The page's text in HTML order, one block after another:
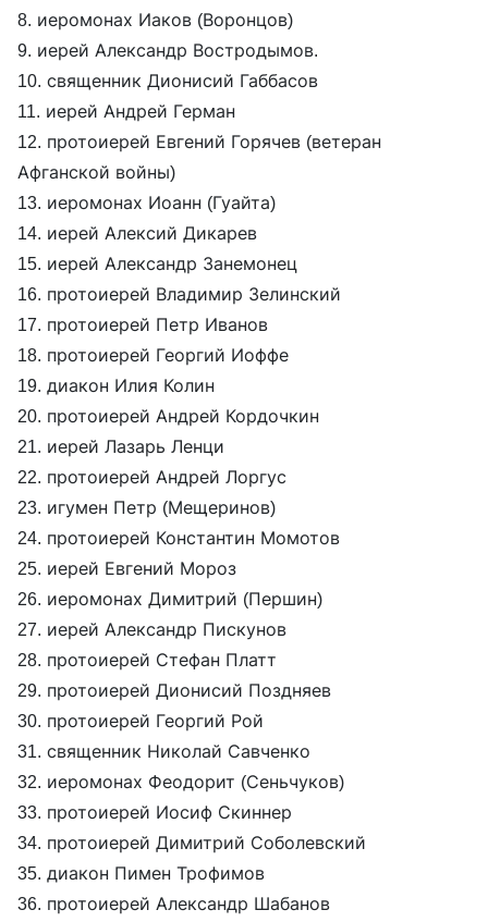
8. иеромонах Иаков (Воронцов)
9. иерей Александр Востродымов.
10. священник Дионисий Габбасов
11. иерей Андрей Герман
12. протоиерей Евгений Горячев (ветеран
Афганской войны)
13. иеромонах Иоанн (Гуайта)
14. иерей Алексий Дикарев
15. иерей Александр Занемонец
16. протоиерей Владимир Зелинский
17. протоиерей Петр Иванов
18. протоиерей Георгий Иоффе
19. диакон Илия Колин
20. протоиерей Андрей Кордочкин
21. иерей Лазарь Ленци
22. протоиерей Андрей Лоргус
23. игумен Петр (Мещеринов)
24. протоиерей Константин Момотов
25. иерей Евгений Мороз
26. иеромонах Димитрий (Першин)
27. иерей Александр Пискунов
28. протоиерей Стефан Платт
29. протоиерей Дионисий Поздняев
30. протоиерей Георгий Рой
31. священник Николай Савченко
32. иеромонах Феодорит (Сеньчуков)
33. протоиерей Иосиф Скиннер
34. протоиерей Димитрий Соболевский
35. диакон Пимен Трофимов
36. протоиерей Александр Шабанов